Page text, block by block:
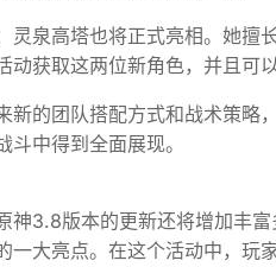
灵泉高塔也将正式亮相。她擅
动获取这两位新角色，并且可
新的团队搭配方式和战术策略
中得到全面展现。
神3.8版本的更新还将增加丰
一大亮点。在这个活动中，玩